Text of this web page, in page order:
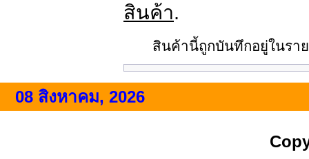
สินค้า.
สินค้านี้ถูกบันทึกอยู่ในรา
08 สิงหาคม, 2026